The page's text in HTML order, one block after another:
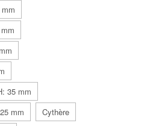
35 mm
mm
Cythère